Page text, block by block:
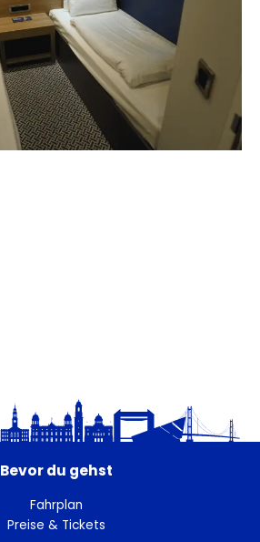
Bevor du gehst
Fahrplan
Preise & Tickets